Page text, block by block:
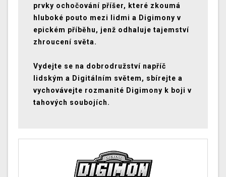
prvky ochočování příšer, které zkoumá
hluboké pouto mezi lidmi a Digimony v
epickém příběhu, jenž odhaluje tajemství
zhroucení světa.
Vydejte se na dobrodružství napříč
lidským a Digitálním světem, sbírejte a
vychovávejte rozmanité Digimony k boji v
tahových soubojích.